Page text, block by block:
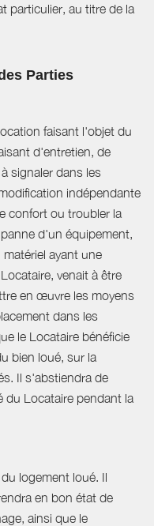
particulier, au titre de la
Parties
faisant l'objet du
d'entretien, de
signaler dans les
indépendante
confort ou troubler la
d'un équipement,
ayant une
venait à être
en œuvre les moyens
dans les
le Locataire bénéficie
bien loué, sur la
Il s'abstiendra de
du Locataire pendant la
logement loué. Il
en bon état de
ainsi que le